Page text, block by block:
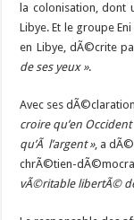
la colonisation, dont
Libye. Et le groupe
en Libye, dÃ©crite
de ses yeux ».
Avec ses
croire qu’en
qu’Ã l’argent », a
chrÃ©tien-
vÃ©ritable libertÃ©